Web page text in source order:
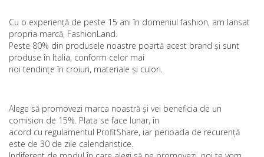
Cu o experiență de peste 15 ani în domeniul fashion, am lansat
propria marcă, FashionLand.
Peste 80% din produsele noastre poartă acest brand și sunt
produse în Italia, conform celor mai
noi tendințe în croiuri, materiale și culori.
Alege să promovezi marca noastră și vei beneficia de un
comision de 15%. Plata se face lunar, în
acord cu regulamentul ProfitShare, iar perioada de recurență
este de 30 de zile calendaristice.